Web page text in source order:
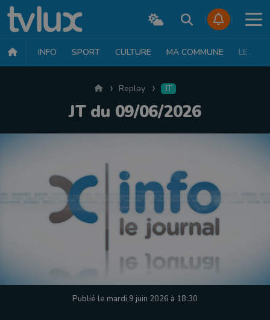
INFO SPORT CULTURE MA COMMUNE LE JT
AccueilReplay JT
JT du 09/06/2026
Publié le mardi 9 juin 2026 à 18:30